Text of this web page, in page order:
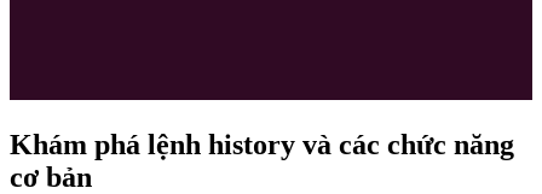
Khám phá lệnh history và các chức năng
cơ bản